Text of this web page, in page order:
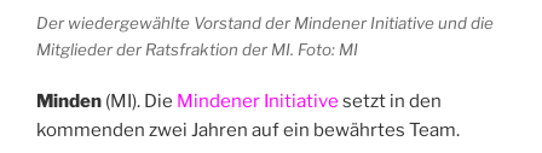
Der wiedergewählte Vorstand der Mindener Initiative und die
Mitglieder der Ratsfraktion der MI. Foto: MI
Minden (MI). Die Mindener Initiative setzt in den
kommenden zwei Jahren auf ein bewährtes Team.